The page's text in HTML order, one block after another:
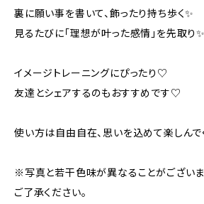
裏に願い事を書いて、飾ったり持ち歩く✨
見るたびに「理想が叶った感情」を先取り✨
イメージトレーニングにぴったり♡
友達とシェアするのもおすすめです♡
使い方は自由自在、思いを込めて楽しんで
※写真と若干色味が異なることがございま
ご了承ください。